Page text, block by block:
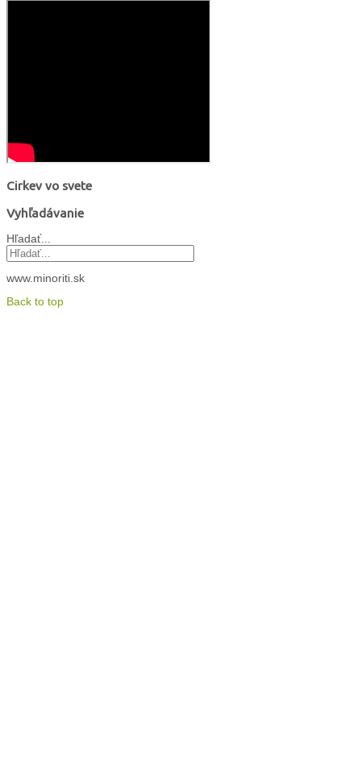
Cirkev vo svete
Vyhľadávanie
Hľadať...
www.minoriti.sk
Back to top